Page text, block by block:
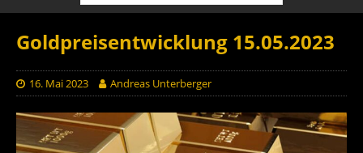
Goldpreisentwicklung 15.05.2023
16. Mai 2023 Andreas Unterberger